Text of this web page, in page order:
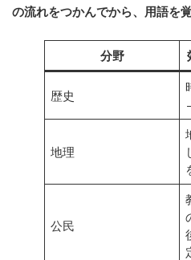
の流れをつかんでから、用語を
分野
歴史
地理
公民